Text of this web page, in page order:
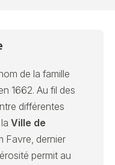
de la famille
1662. Au fil des
différentes
laVille de
Favre, dernier
permit au